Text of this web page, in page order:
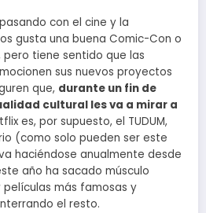
con el cine y la
gusta una buena Comic-Con o
pero tiene sentido que las
sus nuevos proyectos
que, durante un fin de
cultural les va a mirar a
es, por supuesto, el TUDUM,
(como solo pueden ser este
haciéndose anualmente desde
año ha sacado músculo
más famosas y
el resto.